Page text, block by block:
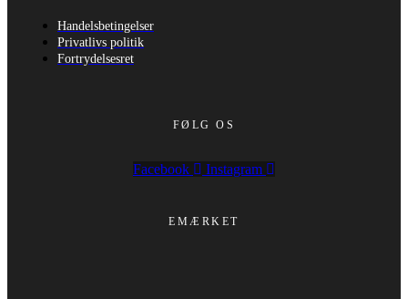
Handelsbetingelser
Privatlivs politik
Fortrydelsesret
FØLG OS
Facebook Instagram
EMÆRKET